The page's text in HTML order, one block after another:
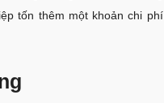
tốn thêm một khoản chi phí